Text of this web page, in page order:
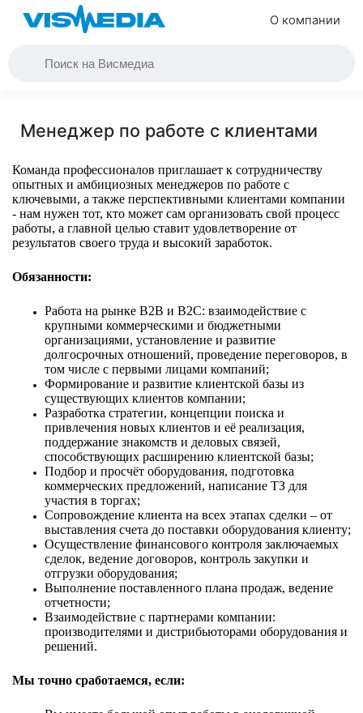
О компании
Менеджер по работе с клиентами
Команда профессионалов приглашает к сотрудничеству
опытных и амбициозных менеджеров по работе с
ключевыми, а также перспективными клиентами компании
- нам нужен тот, кто может сам организовать свой процесс
работы, а главной целью ставит удовлетворение от
результатов своего труда и высокий заработок.
Обязанности:
Работа на рынке B2B и B2C: взаимодействие с
крупными коммерческими и бюджетными
организациями, установление и развитие
долгосрочных отношений, проведение переговоров, в
том числе с первыми лицами компаний;
Формирование и развитие клиентской базы из
существующих клиентов компании;
Разработка стратегии, концепции поиска и
привлечения новых клиентов и её реализация,
поддержание знакомств и деловых связей,
способствующих расширению клиентской базы;
Подбор и просчёт оборудования, подготовка
коммерческих предложений, написание ТЗ для
участия в торгах;
Сопровождение клиента на всех этапах сделки – от
выставления счета до поставки оборудования клиенту;
Осуществление финансового контроля заключаемых
сделок, ведение договоров, контроль закупки и
отгрузки оборудования;
Выполнение поставленного плана продаж, ведение
отчетности;
Взаимодействие с партнерами компании:
производителями и дистрибьюторами оборудования и
решений.
Мы точно сработаемся, если: